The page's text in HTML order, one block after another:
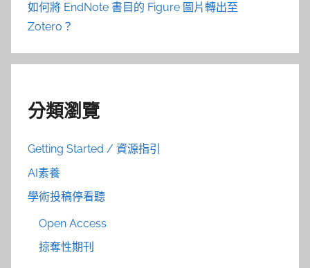
如何將 EndNote 書目的 Figure 圖片轉出至
Zotero？
分類瀏覽
Getting Started / 資源指引
AI素養
學術投稿停看聽
Open Access
掠奪性期刊